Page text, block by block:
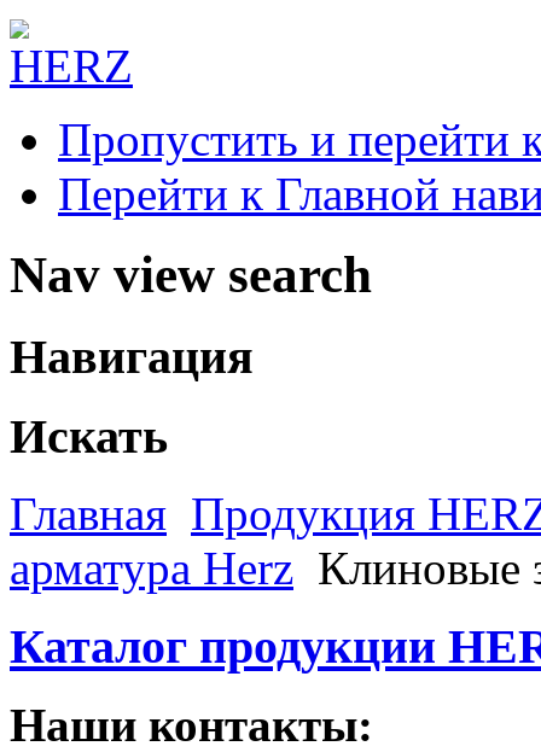
Пропустить и перейти
Перейти к Главной
Nav view search
Навигация
Искать
Главная Продукция
арматура Herz Клиновые
Каталог продукции
Наши контакты: